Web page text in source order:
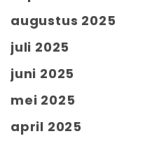
augustus 2025
juli 2025
juni 2025
mei 2025
april 2025